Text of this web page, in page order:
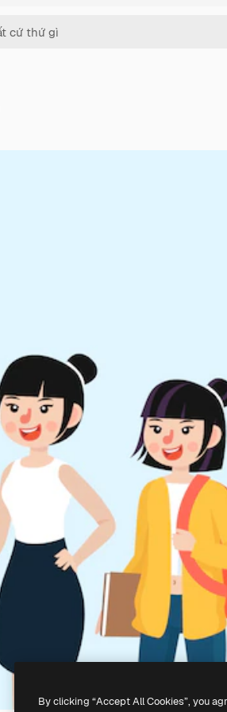
By clicking “Accept All Cookies”, you